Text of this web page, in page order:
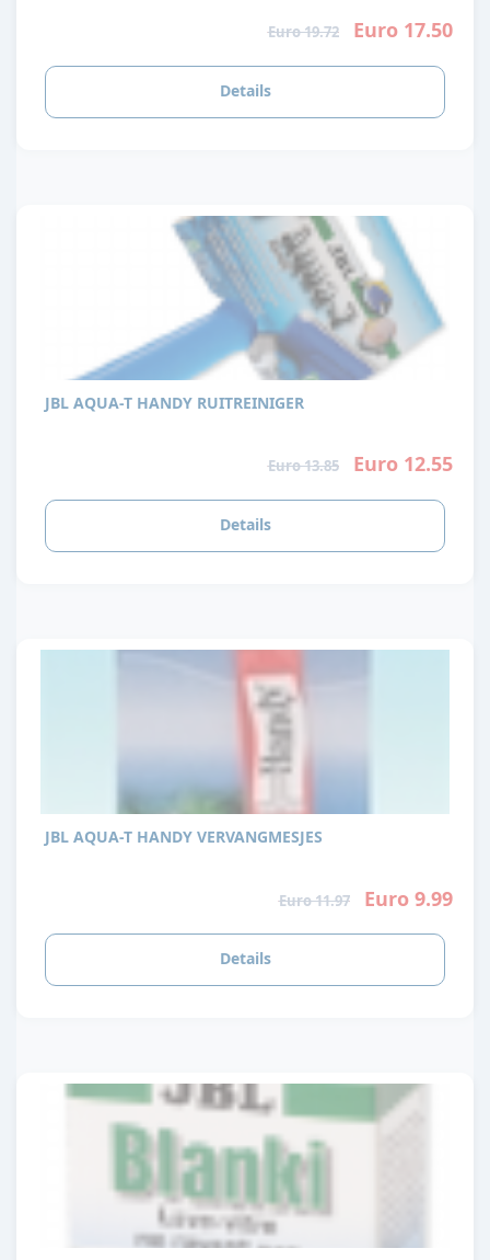
Euro 19.72 Euro 17.50
Details
JBL AQUA-T HANDY RUITREINIGER
Euro 13.85 Euro 12.55
Details
JBL AQUA-T HANDY VERVANGMESJES
Euro 11.97 Euro 9.99
Details